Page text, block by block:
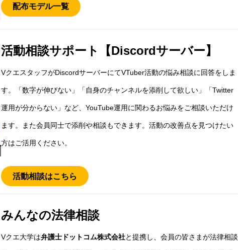
配布モデル一覧
活動相談サポート【Discordサーバー】
VクエスタッフがDiscordサーバーにてVTuber活動の悩み相談に回答をしま
す。「数字が伸びない」「自身のチャンネルを添削して欲しい」「Twitter
運用が分からない」など、YouTube運用に関わるお悩みをご相談いただけ
ます。また会員同士で添削や相談もできます。活動の改善点を見つけたい
方はご活用ください。
活動相談はこちら
みんなの法律相談
Vクエ大学は弁護士ドットコム株式会社と提携し、会員の皆さまが法律相談